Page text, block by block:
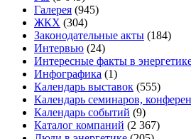
Галерея (945)
ЖКХ (304)
Законодательные акты (184)
Интервью (24)
Интересные факты в
Инфографика (1)
Календарь выставок (555)
Календарь семинаров,
Календарь событий (9)
Каталог компаний (2 367)